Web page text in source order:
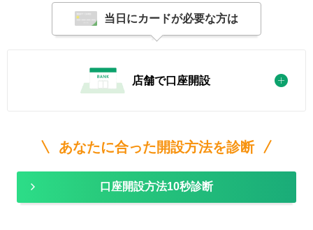
当日にカードが必要な方は
店舗で口座開設
あなたに合った開設方法を診断
口座開設方法10秒診断